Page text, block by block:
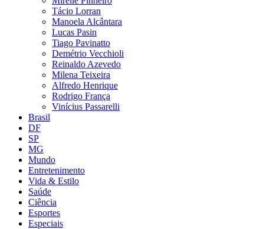
Tácio Lorran
Manoela Alcântara
Lucas Pasin
Tiago Pavinatto
Demétrio Vecchioli
Reinaldo Azevedo
Milena Teixeira
Alfredo Henrique
Rodrigo França
Vinícius Passarelli
Brasil
DF
SP
MG
Mundo
Entretenimento
Vida & Estilo
Saúde
Ciência
Esportes
Especiais